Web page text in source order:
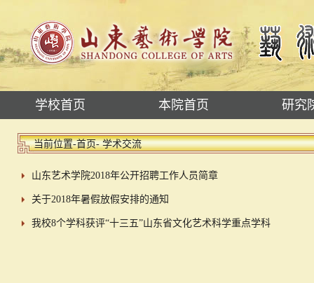
学校首页 本院首页 研究
当前位置-首页- 学术交流
山东艺术学院2018年公开招聘工作人员简章
关于2018年暑假放假安排的通知
我校8个学科获评“十三五”山东省文化艺术科学重点学科